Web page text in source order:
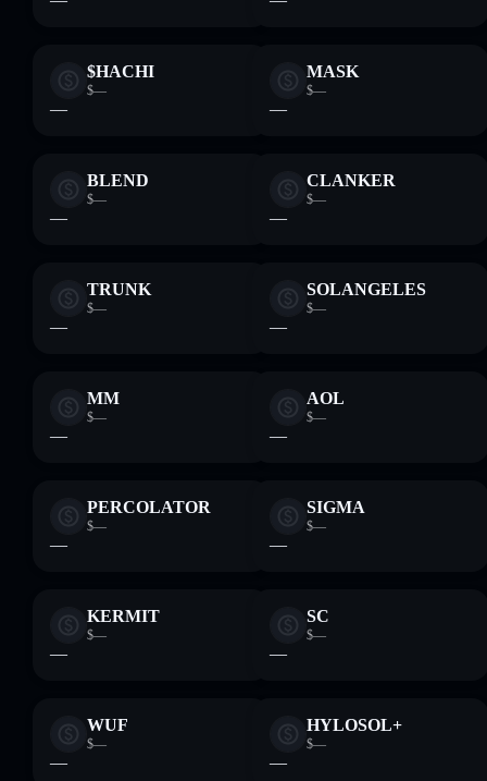
$HACHI
$—
—
MASK
$—
—
BLEND
$—
—
CLANKER
$—
—
TRUNK
$—
—
SOLANGELES
$—
—
MM
$—
—
AOL
$—
—
PERCOLATOR
$—
—
SIGMA
$—
—
KERMIT
$—
—
SC
$—
—
WUF
$—
—
HYLOSOL+
$—
—